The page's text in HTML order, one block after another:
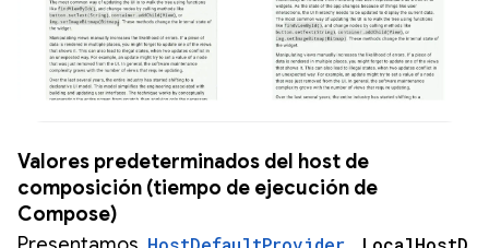
Valores predeterminados del host de
composición (tiempo de ejecución de
Compose)